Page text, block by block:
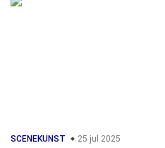
SCENEKUNST 25 jul 2025